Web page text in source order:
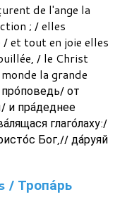
de l'ange la
; / elles
et tout en joie elles
/ le Christ
la grande
от
и пра́деднее
глаго́лаху:/
Бог,// да́руяй
Тропа́рь